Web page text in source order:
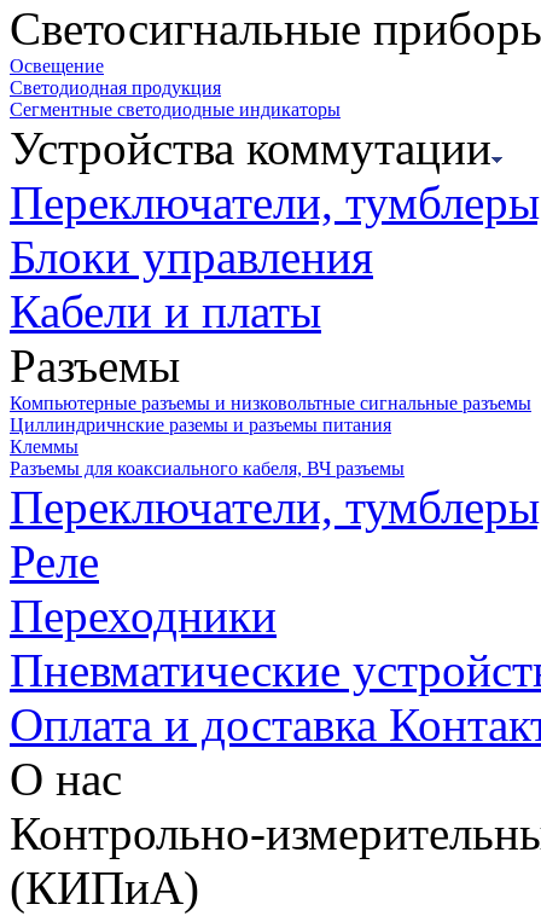
Светосигнальные
Освещение
Светодиодная продукция
Сегментные светодиодные индикаторы
Устройства коммутации
Переключатели,
Блоки управления
Кабели и платы
Разъемы
Компьютерные разъемы и низковольтные сигнальные разъемы
Циллиндричнские раземы и разъемы питания
Клеммы
Разъемы для коаксиального кабеля, ВЧ разъемы
Переключатели,
Реле
Переходники
Пневматические
Оплата и доставка
О нас
Контрольно-
(КИПиА)